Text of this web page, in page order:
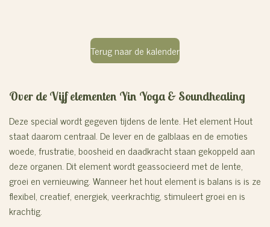
Terug naar de kalender
Over de Vijf elementen Yin Yoga & Soundhealing
Deze special wordt gegeven tijdens de lente. Het element Hout
staat daarom centraal. De lever en de galblaas en de emoties
woede, frustratie, boosheid en daadkracht staan gekoppeld aan
deze organen. Dit element wordt geassocieerd met de lente,
groei en vernieuwing. Wanneer het hout element is balans is is ze
flexibel, creatief, energiek, veerkrachtig, stimuleert groei en is
krachtig.